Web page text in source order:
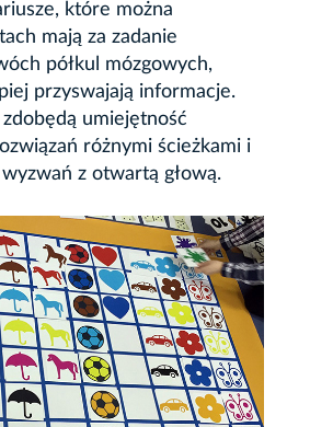
które można
mają za zadanie
półkul mózgowych,
przyswajają informacje.
umiejętność
różnymi ścieżkami i
z otwartą głową.